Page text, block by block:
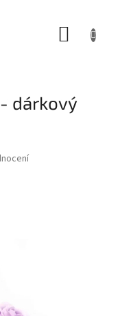
dárkový